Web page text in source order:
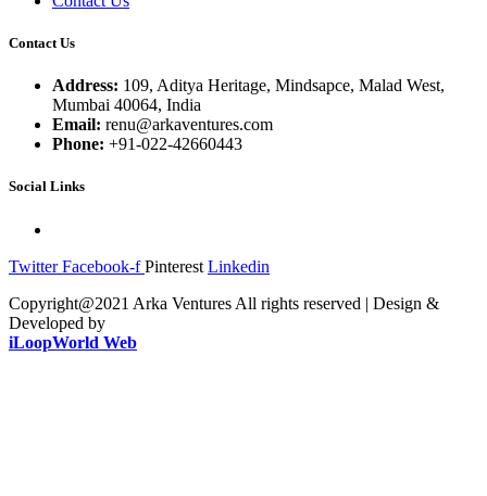
Contact Us
Address: 109, Aditya Heritage, Mindsapce, Malad West,
Mumbai 40064, India
Email: renu@arkaventures.com
Phone: +91-022-42660443
Social Links
Twitter Facebook-f Pinterest Linkedin
Copyright@2021 Arka Ventures All rights reserved | Design &
Developed by
iLoopWorld Web